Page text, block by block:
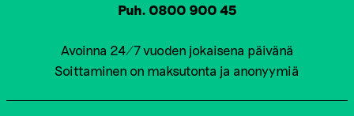
Puh. 0800 900 45
Avoinna 24/7 vuoden jokaisena päivänä
Soittaminen on maksutonta ja anonyymiä